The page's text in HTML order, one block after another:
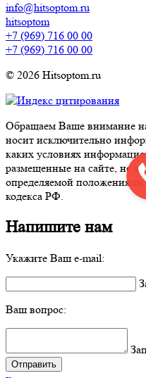
info@hitsoptom.ru
hitsoptom
+7 (969) 716 00 00
+7 (969) 716 00 00
© 2026 Hitsoptom.ru
Обращаем Ваше внимание
носит исключительно
каких условиях
размещенные на сайте, не
определяемой положениями
кодекса РФ.
Напишите нам
Укажите Ваш e-mail:
Ваш вопрос: